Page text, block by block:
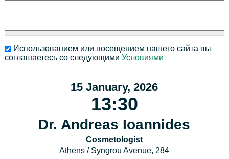
Использованием или посещением нашего сайта вы
соглашаетесь со следующими Условиями
15 January, 2026
13:30
Dr. Andreas Ioannides
Cosmetologist
Athens / Syngrou Avenue, 284